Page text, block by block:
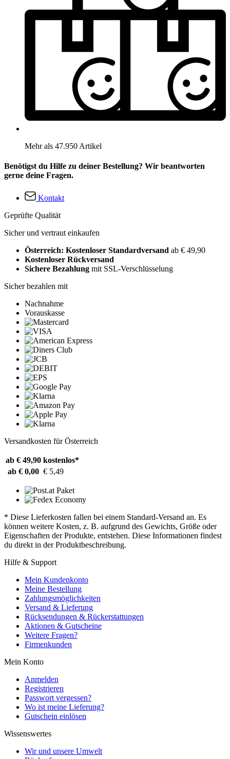
Mehr als 47.950 Artikel
Benötigst du Hilfe zu deiner Bestellung? Wir beantworten
gerne deine Fragen.
Kontakt
Geprüfte Qualität
Sicher und vertraut einkaufen
Österreich: Kostenloser Standardversand ab € 49,90
Kostenloser Rückversand
Sichere Bezahlung mit SSL-Verschlüsselung
Sicher bezahlen mit
Nachnahme
Vorauskasse
Versandkosten für Österreich
ab € 49,90 kostenlos*
ab € 0,00 € 5,49
* Diese Lieferkosten fallen bei einem Standard-Versand an. Es
können weitere Kosten, z. B. aufgrund des Gewichts, Größe oder
Eigenschaften der Produkte, entstehen. Diese Informationen findest
du direkt in der Produktbeschreibung.
Hilfe & Support
Mein Kundenkonto
Meine Bestellung
Zahlungsmöglichkeiten
Versand & Lieferung
Rücksendungen & Rückerstattungen
Aktionen & Gutscheine
Weitere Fragen?
Firmenkunden
Mein Konto
Anmelden
Registrieren
Passwort vergessen?
Wo ist meine Lieferung?
Gutschein einlösen
Wissenswertes
Wir und unsere Umwelt